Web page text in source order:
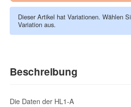
Dieser Artikel hat Variationen. Wählen
Variation aus.
Beschreibung
Die Daten der HL1-A